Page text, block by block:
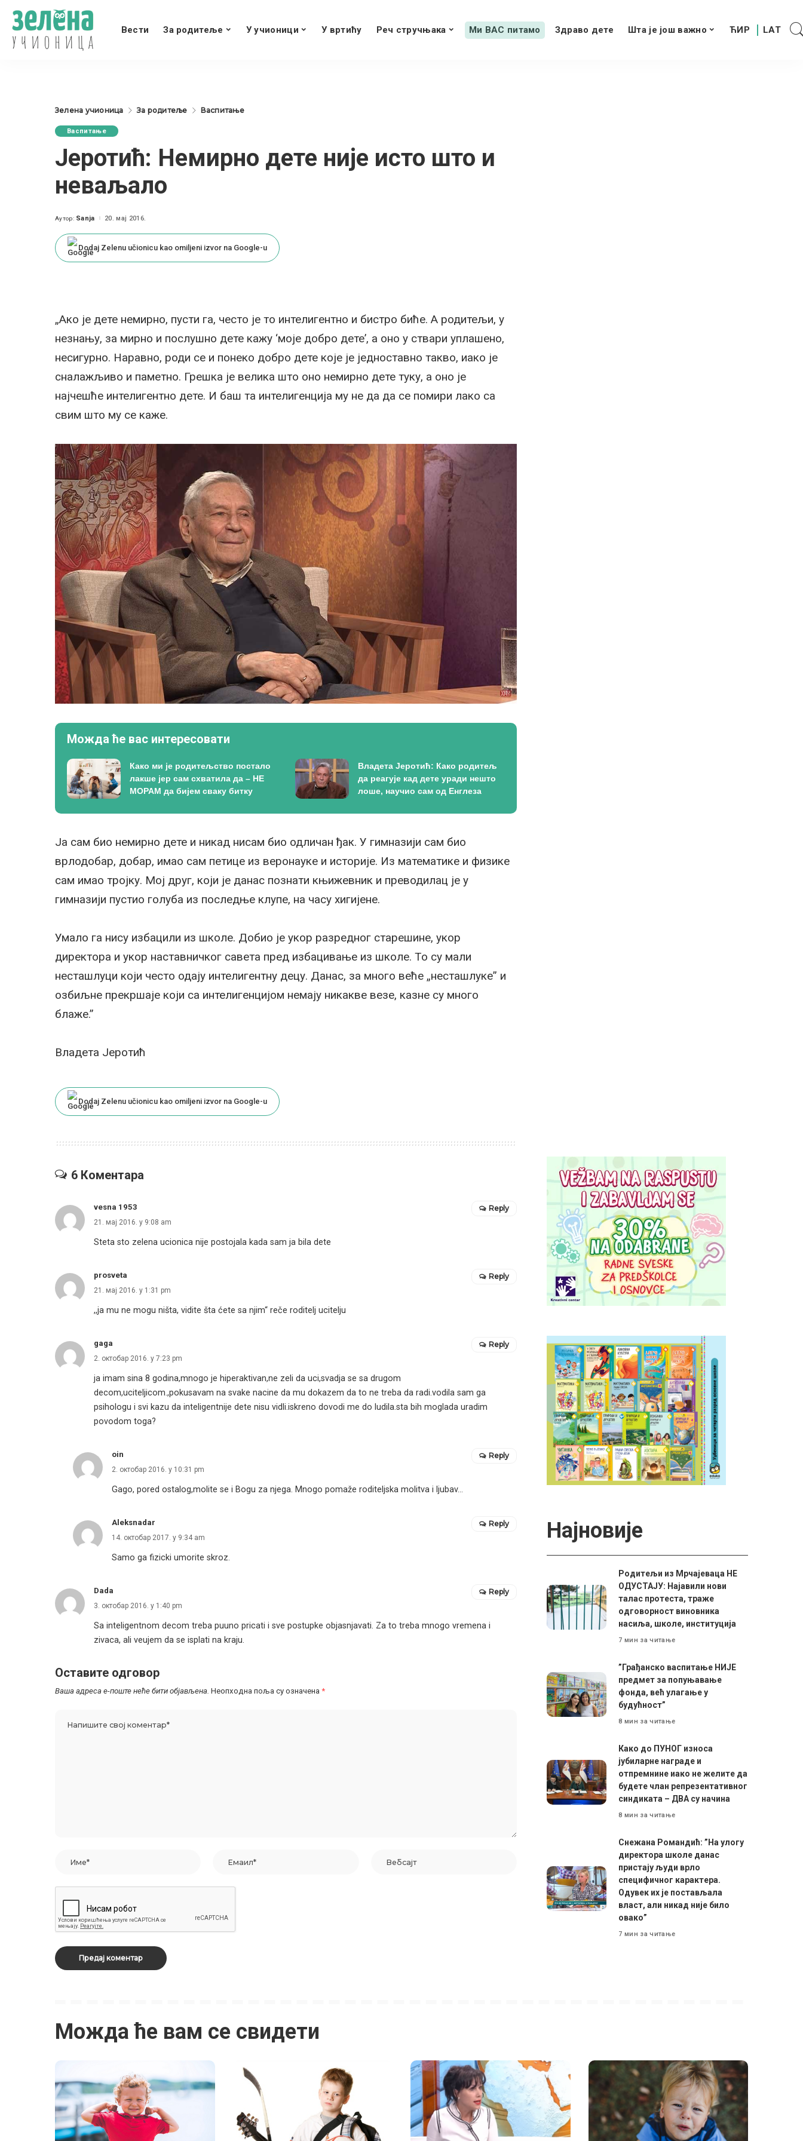
Вести За родитеље У учионици У вртићу Реч стручњака Ми ВАС питамо Здраво дете Шта је још важно
Зелена учионица За родитеље Васпитање
Васпитање
Јеротић: Немирно дете није исто што и
неваљало
Posted
Аутор: Sanja 20. мај 2016.
Dodaj Zelenu učionicu kao omiljeni izvor na Google-u
„Ако је дете немирно, пусти га, често је то интелигентно и бистро биће. А родитељи, у
незнању, за мирно и послушно дете кажу ‘моје добро дете’, а оно у ствари уплашено,
несигурно. Наравно, роди се и понеко добро дете које је једноставно такво, иако је
сналажљиво и паметно. Грешка је велика што оно немирно дете туку, а оно је
најчешће интелигентно дете. И баш та интелигенција му не да да се помири лако са
свим што му се каже.
Можда ће вас интересовати
Како ми је родитељство постало
лакше јер сам схватила да – НЕ
МОРАМ да бијем сваку битку
Владета Јеротић: Како родитељ
да реагује кад дете уради нешто
лоше, научио сам од Енглеза
Ја сам био немирно дете и никад нисам био одличан ђак. У гимназији сам био
врлодобар, добар, имао сам петице из веронауке и историје. Из математике и физике
сам имао тројку. Мој друг, који је данас познати књижевник и преводилац је у
гимназији пустио голуба из последње клупе, на часу хигијене.
Умало га нису избацили из школе. Добио је укор разредног старешине, укор
директора и укор наставничког савета пред избацивање из школе. То су мали
несташлуци који често одају интелигентну децу. Данас, за много веће „несташлуке” и
озбиљне прекршаје који са интелигенцијом немају никакве везе, казне су много
блаже.”
Владета Јеротић
Dodaj Zelenu učionicu kao omiljeni izvor na Google-u
6 Коментара
vesna 1953
21. мај 2016. у 9:08 am
Steta sto zelena ucionica nije postojala kada sam ja bila dete
Reply
prosveta
21. мај 2016. у 1:31 pm
,,ja mu ne mogu ništa, vidite šta ćete sa njim“ reče roditelj ucitelju
Reply
gaga
2. октобар 2016. у 7:23 pm
ja imam sina 8 godina,mnogo je hiperaktivan,ne zeli da uci,svadja se sa drugom
decom,uciteljicom.,pokusavam na svake nacine da mu dokazem da to ne treba da radi.vodila sam ga
psihologu i svi kazu da inteligentnije dete nisu vidli.iskreno dovodi me do ludila.sta bih moglada uradim
povodom toga?
Reply
oin
2. октобар 2016. у 10:31 pm
Gago, pored ostalog,molite se i Bogu za njega. Mnogo pomaže roditeljska molitva i ljubav…
Reply
Aleksnadar
14. октобар 2017. у 9:34 am
Samo ga fizicki umorite skroz.
Reply
Dada
3. октобар 2016. у 1:40 pm
Sa inteligentnom decom treba puuno pricati i sve postupke objasnjavati. Za to treba mnogo vremena i
zivaca, ali veujem da se isplati na kraju.
Reply
Оставите одговор
Ваша адреса е-поште неће бити објављена. Неопходна поља су означена *
Најновије
Родитељи из Мрчајеваца НЕ
ОДУСТАЈУ: Најавили нови
талас протеста, траже
одговорност виновника
насиља, школе, институција
7 мин за читање
”Грађанско васпитање НИЈЕ
предмет за попуњавање
фонда, већ улагање у
будућност”
8 мин за читање
Како до ПУНОГ износа
јубиларне награде и
отпремнине иако не желите да
будете члан репрезентативног
синдиката – ДВА су начина
8 мин за читање
Снежана Романдић: ”На улогу
директора школе данас
пристају људи врло
специфичног карактера.
Одувек их је постављала
власт, али никад није било
овако”
7 мин за читање
Можда ће вам се свидети